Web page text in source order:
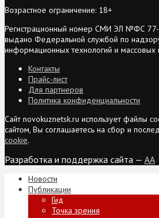
Возрастное ограничение: 18+
Регистрационный номер СМИ ЭЛ №ФС 77-
выдано Федеральной службой по
информационных технологий и массовых
Контакты
Прайс-лист
Для партнеров
Политика конфиденциальности
Сайт novokuznetsk.ru использует файлы
сайтом, Вы соглашаетесь на сбор и
cookie.
Разработка и поддержка сайта — AA
Новости
Публикации
Гид
Точка зрения